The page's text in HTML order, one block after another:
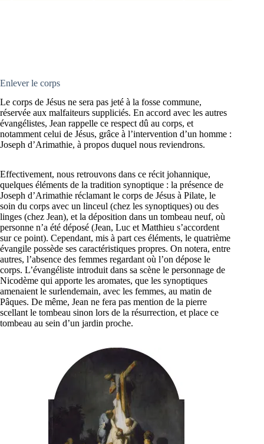
Enlever le corps
Le corps de Jésus ne sera pas jeté à la fosse commune,
réservée aux malfaiteurs suppliciés. En accord avec les autres
évangélistes, Jean rappelle ce respect dû au corps, et
notamment celui de Jésus, grâce à l’intervention d’un homme :
Joseph d’Arimathie, à propos duquel nous reviendrons.
Effectivement, nous retrouvons dans ce récit johannique,
quelques éléments de la tradition synoptique : la présence de
Joseph d’Arimathie réclamant le corps de Jésus à Pilate, le
soin du corps avec un linceul (chez les synoptiques) ou des
linges (chez Jean), et la déposition dans un tombeau neuf, où
personne n’a été déposé (Jean, Luc et Matthieu s’accordent
sur ce point). Cependant, mis à part ces éléments, le quatrième
évangile possède ses caractéristiques propres. On notera, entre
autres, l’absence des femmes regardant où l’on dépose le
corps. L’évangéliste introduit dans sa scène le personnage de
Nicodème qui apporte les aromates, que les synoptiques
amenaient le surlendemain, avec les femmes, au matin de
Pâques. De même, Jean ne fera pas mention de la pierre
scellant le tombeau sinon lors de la résurrection, et place ce
tombeau au sein d’un jardin proche.